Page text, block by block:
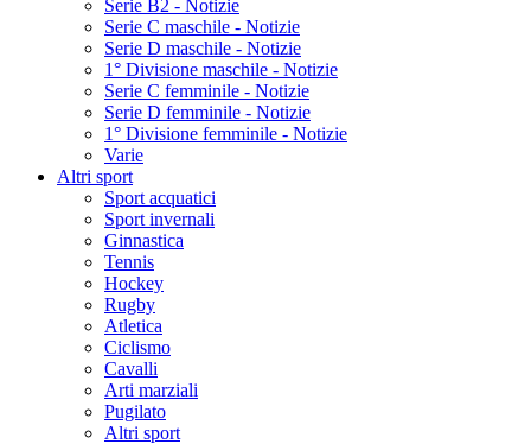
Serie B2 - Notizie
Serie C maschile - Notizie
Serie D maschile - Notizie
1° Divisione maschile - Notizie
Serie C femminile - Notizie
Serie D femminile - Notizie
1° Divisione femminile - Notizie
Varie
Altri sport
Sport acquatici
Sport invernali
Ginnastica
Tennis
Hockey
Rugby
Atletica
Ciclismo
Cavalli
Arti marziali
Pugilato
Altri sport